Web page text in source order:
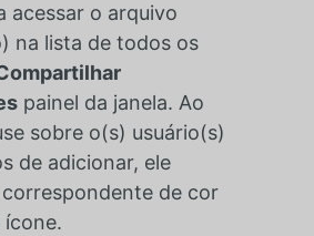
acessar o arquivo
na lista de todos os
painel da janela. Ao
sobre o(s) usuário(s)
de adicionar, ele
de cor
ícone.